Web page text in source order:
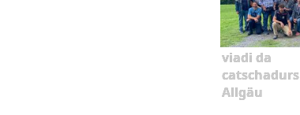
viadi da
catschadurs
Allgäu